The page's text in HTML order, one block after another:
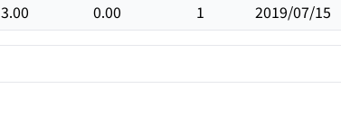
3.00
0.00 1 2019/07/15